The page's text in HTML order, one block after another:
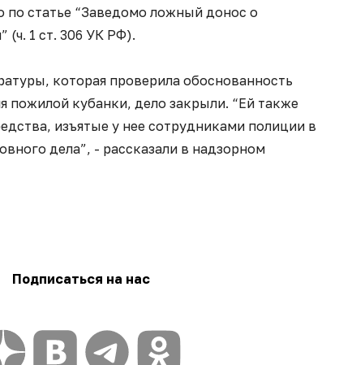
по статье “Заведомо ложный донос о
(ч. 1 ст. 306 УК РФ).
которая проверила обоснованность
пожилой кубанки, дело закрыли. “Ей также
изъятые у нее сотрудниками полиции в
дела”, - рассказали в надзорном
Подписаться на нас